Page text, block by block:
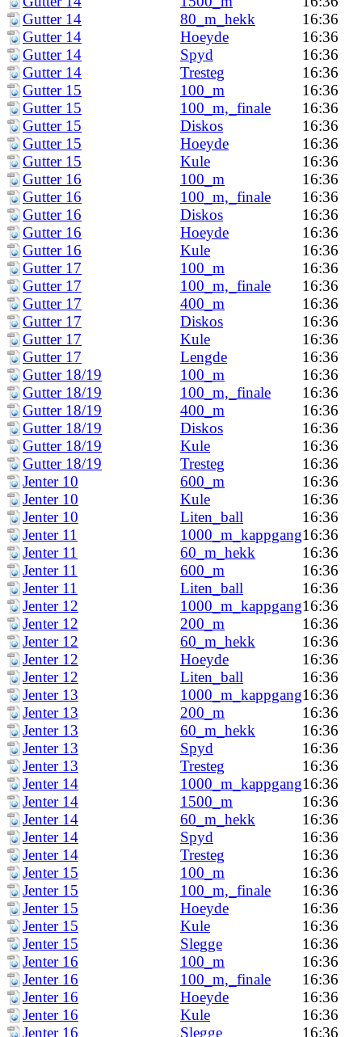
Gutter 14
80_m_hekk
16:36
Gutter 14
Hoeyde
16:36
Gutter 14
Spyd
16:36
Gutter 14
Tresteg
16:36
Gutter 15
100_m
16:36
Gutter 15
100_m,_finale
16:36
Gutter 15
Diskos
16:36
Gutter 15
Hoeyde
16:36
Gutter 15
Kule
16:36
Gutter 16
100_m
16:36
Gutter 16
100_m,_finale
16:36
Gutter 16
Diskos
16:36
Gutter 16
Hoeyde
16:36
Gutter 16
Kule
16:36
Gutter 17
100_m
16:36
Gutter 17
100_m,_finale
16:36
Gutter 17
400_m
16:36
Gutter 17
Diskos
16:36
Gutter 17
Kule
16:36
Gutter 17
Lengde
16:36
Gutter 18/19
100_m
16:36
Gutter 18/19
100_m,_finale
16:36
Gutter 18/19
400_m
16:36
Gutter 18/19
Diskos
16:36
Gutter 18/19
Kule
16:36
Gutter 18/19
Tresteg
16:36
Jenter 10
600_m
16:36
Jenter 10
Kule
16:36
Jenter 10
Liten_ball
16:36
Jenter 11
1000_m_kappgang16:36
Jenter 11
60_m_hekk
16:36
Jenter 11
600_m
16:36
Jenter 11
Liten_ball
16:36
Jenter 12
1000_m_kappgang16:36
Jenter 12
200_m
16:36
Jenter 12
60_m_hekk
16:36
Jenter 12
Hoeyde
16:36
Jenter 12
Liten_ball
16:36
Jenter 13
1000_m_kappgang16:36
Jenter 13
200_m
16:36
Jenter 13
60_m_hekk
16:36
Jenter 13
Spyd
16:36
Jenter 13
Tresteg
16:36
Jenter 14
1000_m_kappgang16:36
Jenter 14
1500_m
16:36
Jenter 14
60_m_hekk
16:36
Jenter 14
Spyd
16:36
Jenter 14
Tresteg
16:36
Jenter 15
100_m
16:36
Jenter 15
100_m,_finale
16:36
Jenter 15
Hoeyde
16:36
Jenter 15
Kule
16:36
Jenter 15
Slegge
16:36
Jenter 16
100_m
16:36
Jenter 16
100_m,_finale
16:36
Jenter 16
Hoeyde
16:36
Jenter 16
Kule
16:36
Jenter 16
Slegge
16:36